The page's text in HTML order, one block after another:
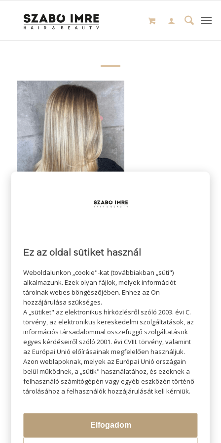
KERESÉS
LEGÚJABB BLOGOK
Ez az oldal sütiket használ
Weboldalunkon „cookie"-kat (továbbiakban „süti")
alkalmazunk. Ezek olyan fájlok, melyek információt
tárolnak webes böngészőjében. Ehhez az Ön
hozzájárulása szükséges.
A „sütiket" az elektronikus hírközlésről szóló 2003. évi C.
törvény, az elektronikus kereskedelmi szolgáltatások, az
információs társadalommal összefüggő szolgáltatások
egyes kérdéseiről szóló 2001. évi CVIII. törvény, valamint
az Európai Unió előírásainak megfelelően használjuk.
Azon weblapoknak, melyek az Európai Unió országain
belül működnek, a „sütik" használatához, és ezeknek a
felhasználó számítógépén vagy egyéb eszközén történő
tárolásához a felhasználók hozzájárulását kell kérniük.
Elfogadom